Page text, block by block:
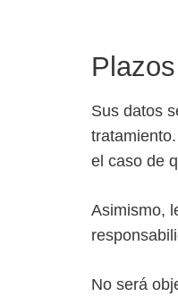
Sus datos
el caso de
Asimismo,
No será